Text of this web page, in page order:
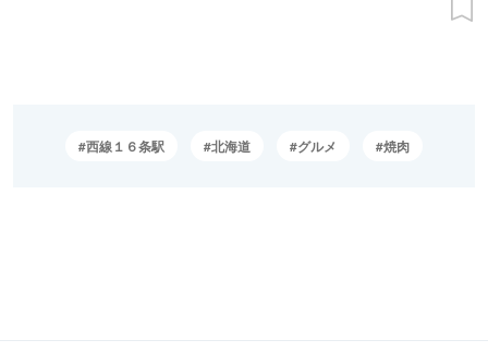
西線１６条駅 北海道 グルメ 焼肉